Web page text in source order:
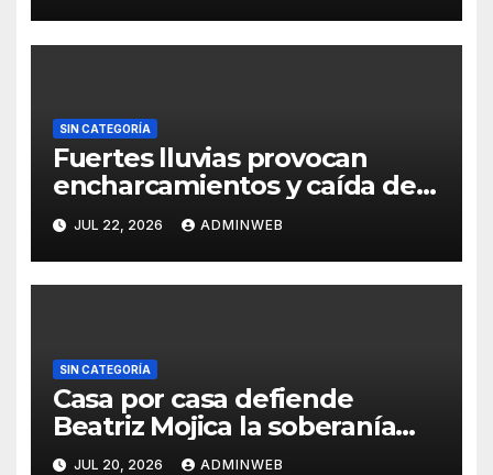
SIN CATEGORÍA
Fuertes lluvias provocan
encharcamientos y caída de
un árbol, sin daños graves en
Acapulco
JUL 22, 2026 ADMINWEB
SIN CATEGORÍA
Casa por casa defiende
Beatriz Mojica la soberanía
nacional en Tlapa
JUL 20, 2026 ADMINWEB